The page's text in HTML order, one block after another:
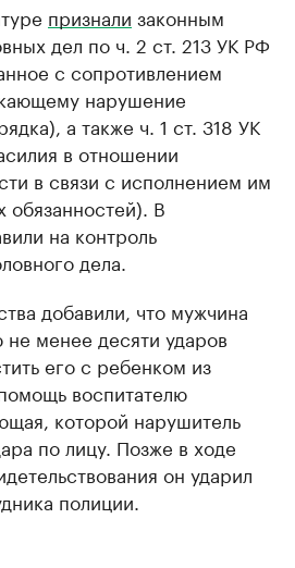
признали законным
дел по ч. 2 ст. 213 УК РФ
с сопротивлением
нарушение
а также ч. 1 ст. 318 УК
в отношении
в связи с исполнением им
обязанностей). В
на контроль
дела.
добавили, что мужчина
не менее десяти ударов
его с ребенком из
воспитателю
которой нарушитель
по лицу. Позже в ходе
он ударил
полиции.